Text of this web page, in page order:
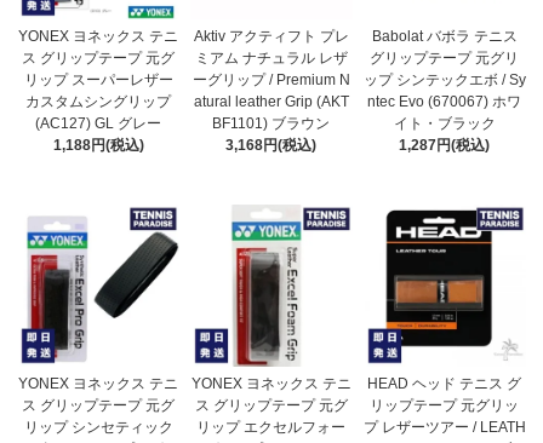
YONEX ヨネックス テニ
ス グリップテープ 元グ
リップ スーパーレザー
カスタムシングリップ
(AC127) GL グレー
1,188円(税込)
Aktiv アクティフト プレ
ミアム ナチュラル レザ
ーグリップ / Premium N
atural leather Grip (AKT
BF1101) ブラウン
3,168円(税込)
Babolat バボラ テニス
グリップテープ 元グリ
ップ シンテックエボ / Sy
ntec Evo (670067) ホワ
イト・ブラック
1,287円(税込)
YONEX ヨネックス テニ
ス グリップテープ 元グ
リップ シンセティック
YONEX ヨネックス テニ
ス グリップテープ 元グ
リップ エクセルフォー
HEAD ヘッド テニス グ
リップテープ 元グリッ
プ レザーツアー / LEATH